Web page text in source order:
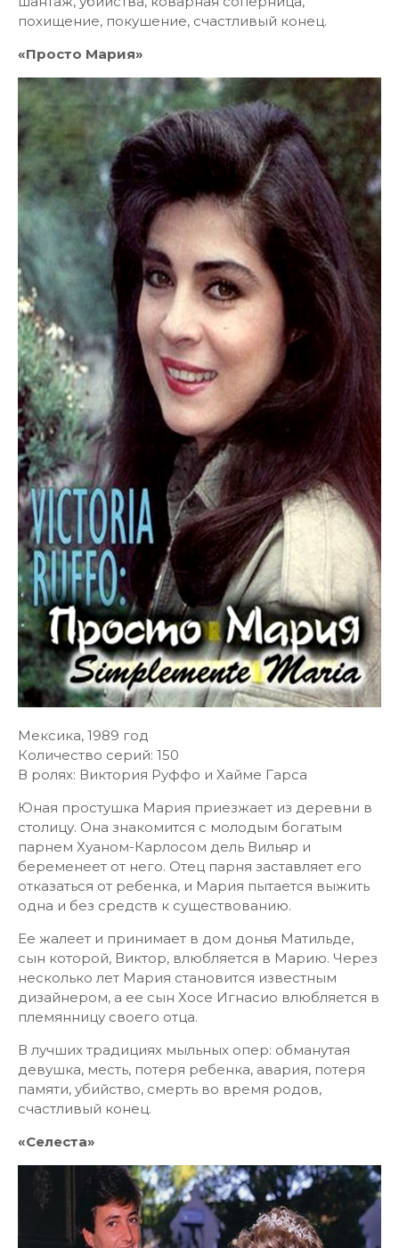
похищение, покушение, счастливый конец.
«Просто Мария»
Мексика, 1989 год
Количество серий: 150
В ролях: Виктория Руффо и Хайме Гарса
Юная простушка Мария приезжает из деревни в
столицу. Она знакомится с молодым богатым
парнем Хуаном-Карлосом дель Вильяр и
беременеет от него. Отец парня заставляет его
отказаться от ребенка, и Мария пытается выжить
одна и без средств к существованию.
Ее жалеет и принимает в дом донья Матильде,
сын которой, Виктор, влюбляется в Марию. Через
несколько лет Мария становится известным
дизайнером, а ее сын Хосе Игнасио влюбляется в
племянницу своего отца.
В лучших традициях мыльных опер: обманутая
девушка, месть, потеря ребенка, авария, потеря
памяти, убийство, смерть во время родов,
счастливый конец.
«Селеста»